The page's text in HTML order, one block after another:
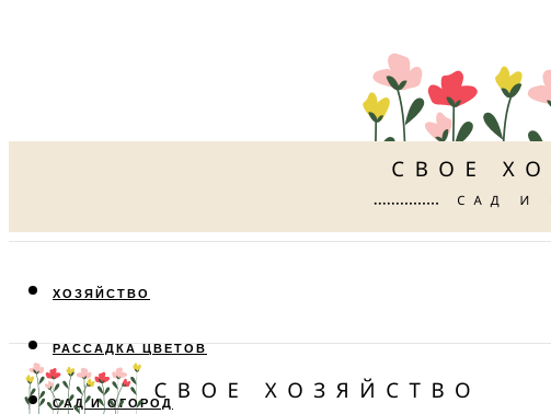
ХОЗЯЙСТВО
РАССАДКА ЦВЕТОВ
САД И ОГОРОД